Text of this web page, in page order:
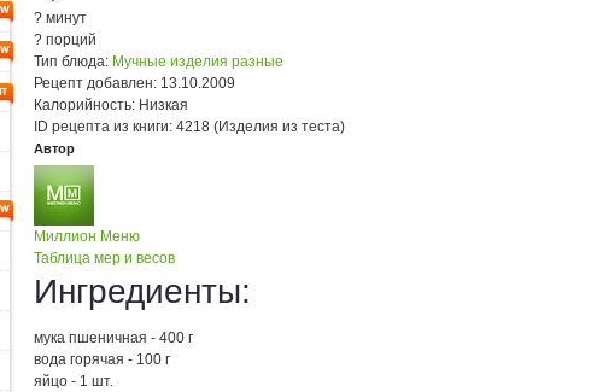
? минут
? порций
Тип блюда: Мучные изделия разные
Рецепт добавлен: 13.10.2009
Калорийность: Низкая
ID рецепта из книги: 4218 (Изделия из теста)
Автор
Миллион Меню
Таблица мер и весов
Ингредиенты:
мука пшеничная - 400 г
вода горячая - 100 г
яйцо - 1 шт.